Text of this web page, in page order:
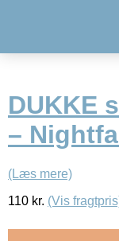
DUKKE
–
(Læs mere)
110 kr. (Vis